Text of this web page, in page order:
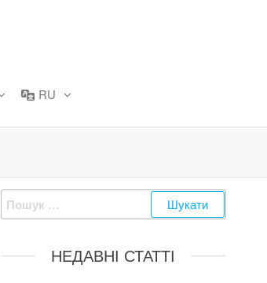
RU
Пошук:
НЕДАВНІ СТАТТІ